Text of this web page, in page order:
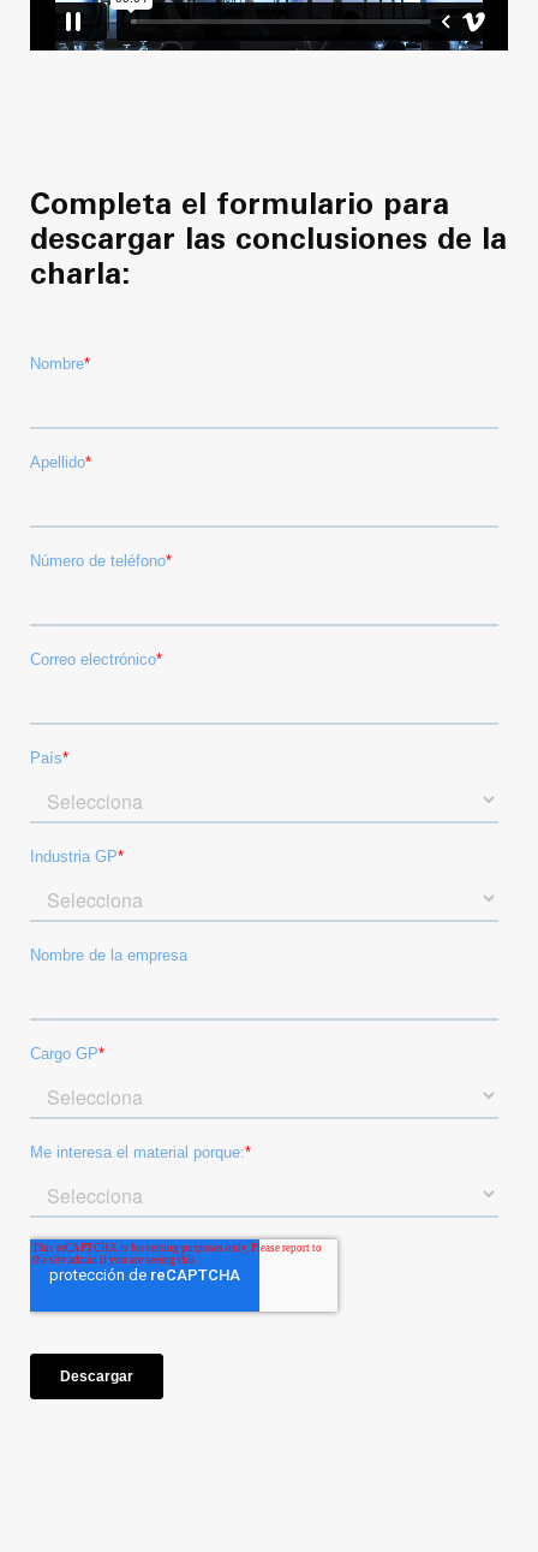
Completa el formulario para
descargar las conclusiones de la
charla: